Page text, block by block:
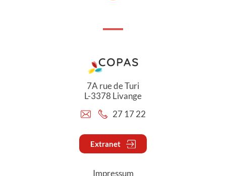
7A rue de Turi
L-3378 Livange
27 17 22
Extranet
Impressum